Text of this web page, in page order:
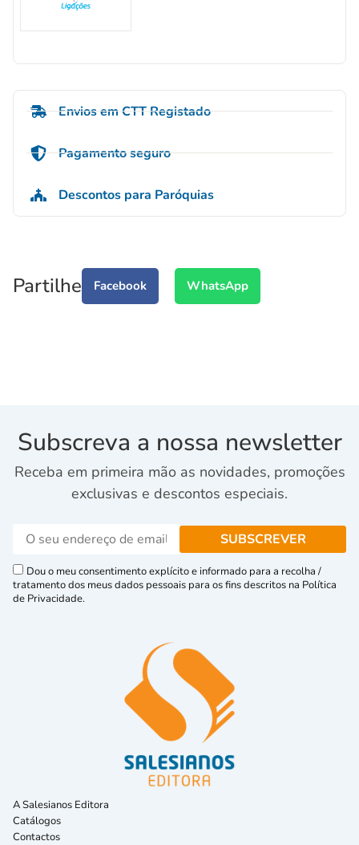
Envios em CTT Registado
Pagamento seguro
Descontos para Paróquias
Partilhe Facebook WhatsApp
Subscreva a nossa newsletter
Receba em primeira mão as novidades, promoções
exclusivas e descontos especiais.
Dou o meu consentimento explícito e informado para a recolha /
tratamento dos meus dados pessoais para os fins descritos na Política
de Privacidade.
A Salesianos Editora
Catálogos
Contactos